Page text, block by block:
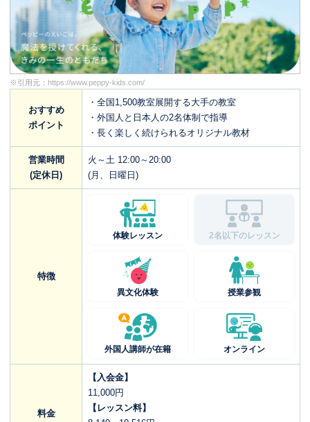
※引用元： https://www.peppy-kids.com/
おすすめ
ポイント
・全国1,500教室展開する大手の教室
・外国人と日本人の2名体制で指導
・長く楽しく続けられるオリジナル教材
営業時間
(定休日)
火～土 12:00～20:00
(月、日曜日)
特徴
体験レッスン 2名以下のレッスン
異文化体験 授業参観
外国人講師が在籍 オンライン
料金
【入会金】
11,000円
【レッスン料】